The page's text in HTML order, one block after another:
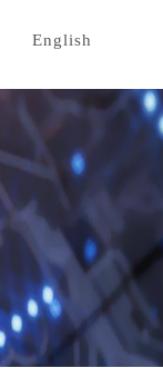
English